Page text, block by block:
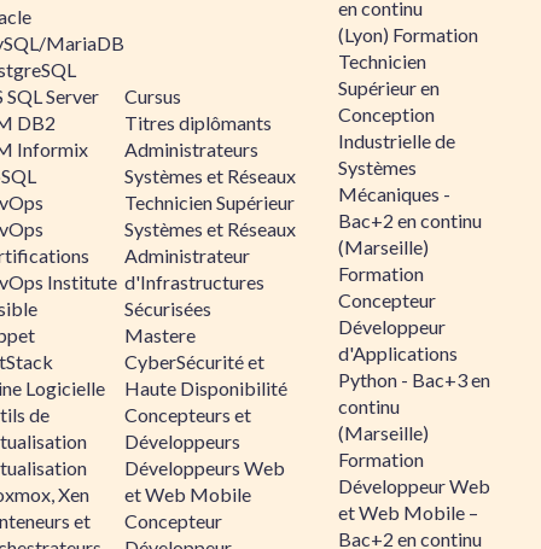
MariaDB
SQL Server
DB2
Informix
Institute
Logicielle
de
Xen
et
Cursus
Titres diplômants
Administrateurs
Systèmes et Réseaux
Technicien Supérieur
Systèmes et Réseaux
Administrateur
d'Infrastructures
Sécurisées
Mastere
CyberSécurité et
Haute Disponibilité
Concepteurs et
Développeurs
Développeurs Web
et Web Mobile
Concepteur
en continu
(Lyon) Formation
Technicien
Supérieur en
Conception
Industrielle de
Systèmes
Mécaniques -
Bac+2 en continu
(Marseille)
Formation
Concepteur
Développeur
d'Applications
Python - Bac+3 en
continu
(Marseille)
Formation
Développeur Web
et Web Mobile –
Bac+2 en continu